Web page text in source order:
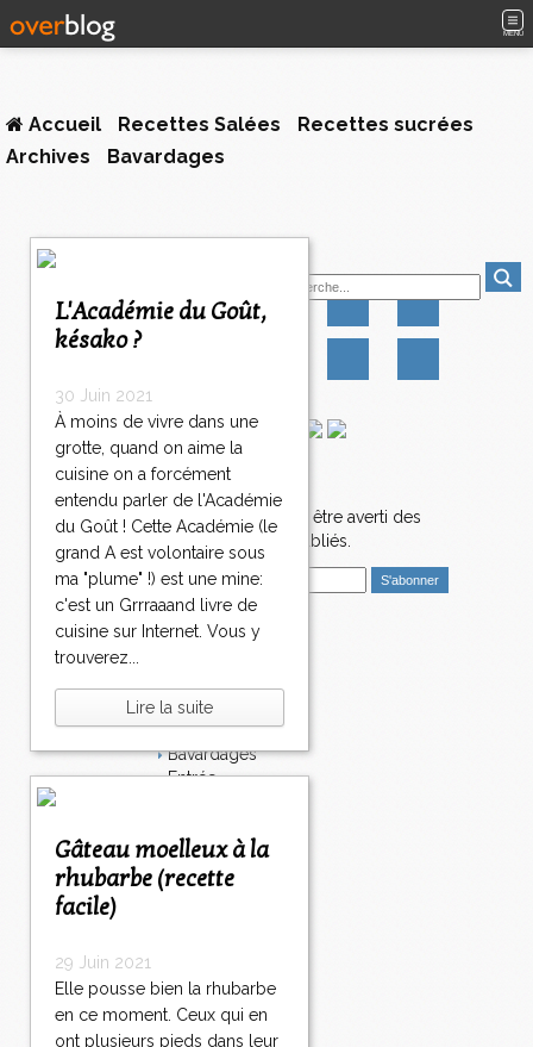
MENU
Accueil Recettes Salées
Recettes sucrées
Archives
Bavardages
L'Académie du Goût,
késako ?
30 Juin 2021
À moins de vivre dans une
grotte, quand on aime la
cuisine on a forcément
entendu parler de l'Académie
du Goût ! Cette Académie (le
grand A est volontaire sous
ma "plume" !) est une mine:
c'est un Grrraaand livre de
cuisine sur Internet. Vous y
trouverez...
Lire la suite
Gâteau moelleux à la
rhubarbe (recette
facile)
29 Juin 2021
Elle pousse bien la rhubarbe
en ce moment. Ceux qui en
ont plusieurs pieds dans leur
Newsletter
Abonnez-vous pour être averti des
nouveaux articles publiés.
E
m
a
Dessert
Plat
Bavardages
Entrée
Apéritif
Fromage
Fruits
Soupe
Fêtes
2